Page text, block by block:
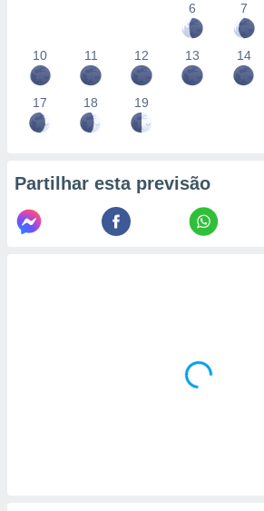
6
7
10 11 12 13 14
17 18 19
Partilhar esta previsão